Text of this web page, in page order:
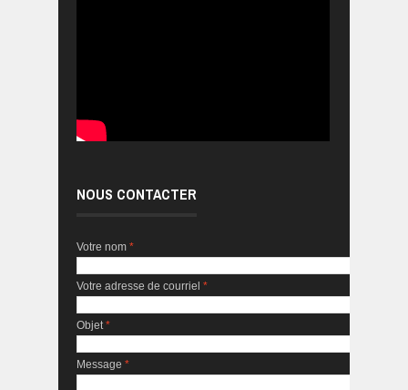
NOUS CONTACTER
Votre nom *
Votre adresse de courriel *
Objet*
Message *